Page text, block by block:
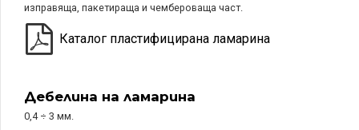
изправяща, пакетираща и чембероваща част.
Каталог пластифицирана ламарина
Дебелина на ламарина
0,4 ÷ 3 мм.